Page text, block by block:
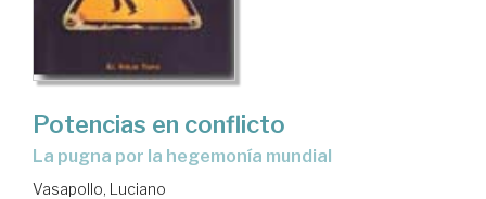
Potencias en conflicto
la pugna por la hegemonía mundial
Vasapollo, Luciano